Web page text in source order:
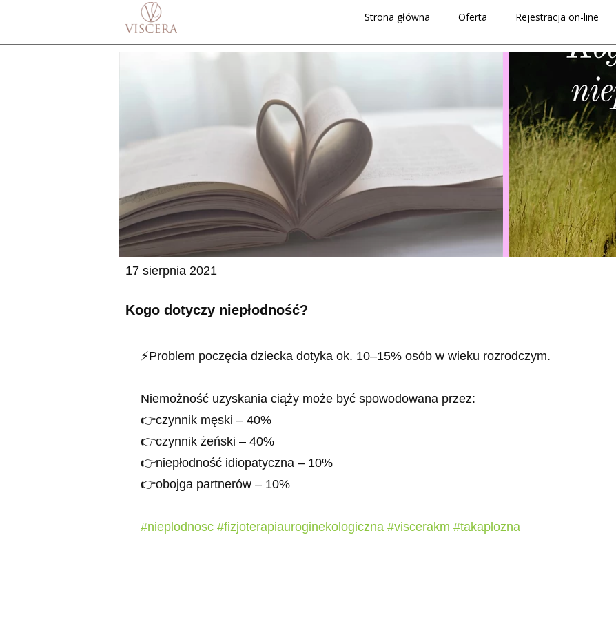
Strona główna Oferta
Płodność
Uroginekologia
Fizjoterapia anorektalna
Dno miednicy w pediatrii
Dno miednicy mężczyzn
Terapia czaszkowo-krzyżowa
Rejestracja on-line
Kogo dotyczy niepłodność?
17 sierpnia 2021
⚡Problem poczęcia dziecka dotyka ok. 10–15% osób w wieku rozrodczym.
Niemożność uzyskania ciąży może być spowodowana przez:
👉czynnik męski – 40%
👉czynnik żeński – 40%
👉niepłodność idiopatyczna – 10%
👉obojga partnerów – 10%
#nieplodnosc #fizjoterapiauroginekologiczna #viscerakm #takaplozna